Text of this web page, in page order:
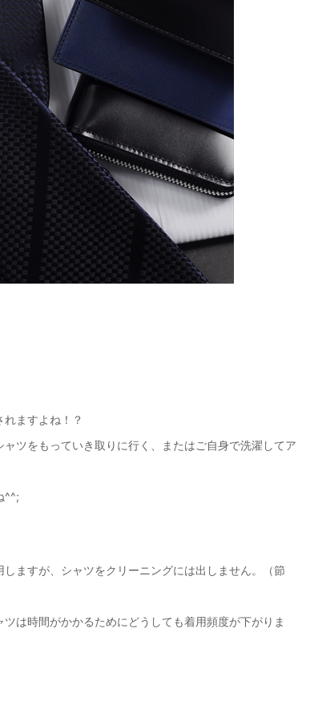
ますよね！？
ツをもっていき取りに行く、またはご自身で洗濯してア
^^;
ますが、シャツをクリーニングには出しません。（節
は時間がかかるためにどうしても着用頻度が下がりま